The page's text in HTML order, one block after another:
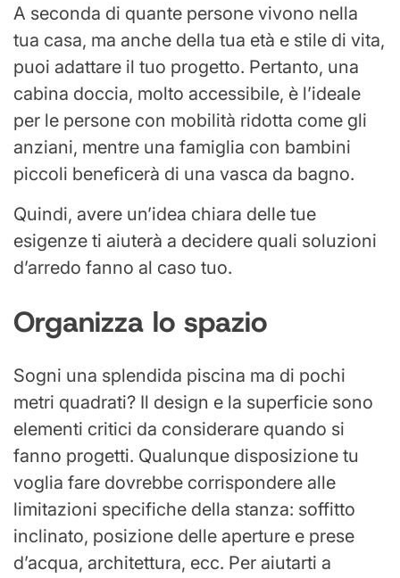
A seconda di quante persone vivono nella
tua casa, ma anche della tua età e stile di vita,
puoi adattare il tuo progetto. Pertanto, una
cabina doccia, molto accessibile, è l’ideale
per le persone con mobilità ridotta come gli
anziani, mentre una famiglia con bambini
piccoli beneficerà di una vasca da bagno.
Quindi, avere un’idea chiara delle tue
esigenze ti aiuterà a decidere quali soluzioni
d’arredo fanno al caso tuo.
Organizza lo spazio
Sogni una splendida piscina ma di pochi
metri quadrati? Il design e la superficie sono
elementi critici da considerare quando si
fanno progetti. Qualunque disposizione tu
voglia fare dovrebbe corrispondere alle
limitazioni specifiche della stanza: soffitto
inclinato, posizione delle aperture e prese
d’acqua, architettura, ecc. Per aiutarti a